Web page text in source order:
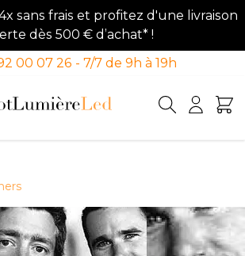
sans frais et profitez d'une livraison
dès 500 € d’achat* !
00 07 26 - 7/7 de 9h à 19h